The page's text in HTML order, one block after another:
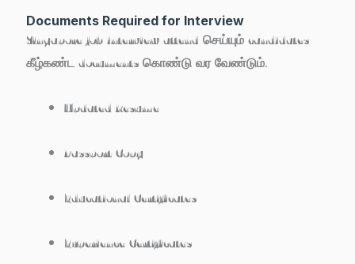
Documents Required for Interview
Singapore job interview attend செய்யும் candidates
கீழ்கண்ட documents கொண்டு வர வேண்டும்.
Updated Resume
Passport Copy
Educational Certificates
Experience Certificates